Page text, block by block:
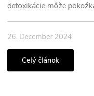
detoxikácie môže
26. December 2024
Celý článok